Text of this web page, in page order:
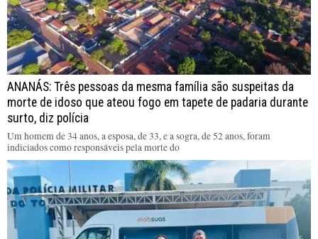
ANANÁS: Três pessoas da mesma família são suspeitas da
morte de idoso que ateou fogo em tapete de padaria durante
surto, diz polícia
Um homem de 34 anos, a esposa, de 33, e a sogra, de 52 anos, foram
indiciados como responsáveis pela morte do